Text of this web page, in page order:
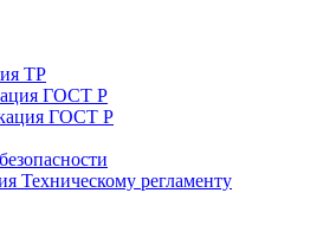
ТР
ГОСТ Р
ГОСТ Р
Техническому регламенту